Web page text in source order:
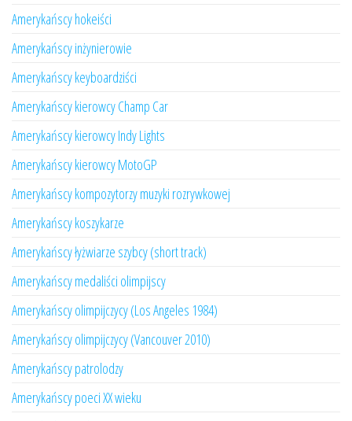
Amerykańscy hokeiści
Amerykańscy inżynierowie
Amerykańscy keyboardziści
Amerykańscy kierowcy Champ Car
Amerykańscy kierowcy Indy Lights
Amerykańscy kierowcy MotoGP
Amerykańscy kompozytorzy muzyki rozrywkowej
Amerykańscy koszykarze
Amerykańscy łyżwiarze szybcy (short track)
Amerykańscy medaliści olimpijscy
Amerykańscy olimpijczycy (Los Angeles 1984)
Amerykańscy olimpijczycy (Vancouver 2010)
Amerykańscy patrolodzy
Amerykańscy poeci XX wieku